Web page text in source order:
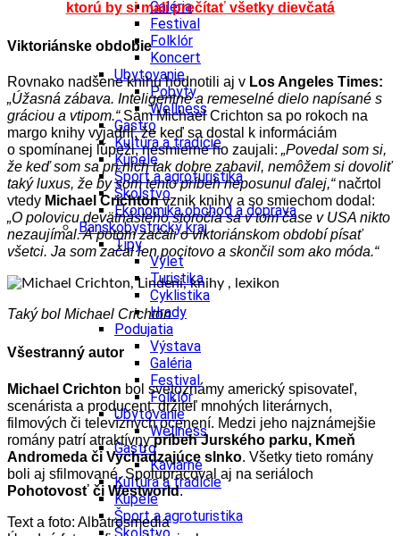
Galéria
Festival
Folklór
Koncert
Ubytovanie
Pobyty
Wellness
Gastro
Kultúra a tradície
Kúpele
Šport a agroturistika
Školstvo
Ekonomika obchod a doprava
Banskobystrický kraj
Tipy
Výlet
Turistika
Cyklistika
Hrady
Podujatia
Výstava
Galéria
Festival
Folklór
Ubytovanie
Wellness
Gastro
Kaviarne
Kultúra a tradície
Kúpele
Šport a agroturistika
ktorú by si mali prečítať všetky dievčatá
Viktoriánske obdobie
Rovnako nadšene knihu hodnotili aj v Los Angeles Times:
„Úžasná zábava. Inteligentné a remeselné dielo napísané s
gráciou a vtipom.“ Sám Michael Crichton sa po rokoch na
margo knihy vyjadril, že keď sa dostal k informáciám
o spomínanej lúpeži, nesmierne ho zaujali: „Povedal som si,
že keď som sa pri nich tak dobre zabavil, nemôžem si dovoliť
taký luxus, že by som tento príbeh neposunul ďalej,“načrtol
vtedy Michael Crichtonvznik knihy a so smiechom dodal:
„O polovicu devätnásteho storočia sa v tom čase v USA nikto
nezaujímal. A potom začali o viktoriánskom období písať
všetci. Ja som začal len pocitovo a skončil som ako móda.“
Taký bol Michael Crichton
Všestranný autor
Michael Crichton bol svetoznámy americký spisovateľ,
scenárista a producent, držiteľ mnohých literárnych,
filmových či televíznych ocenení. Medzi jeho najznámejšie
romány patrí atraktívnypríbeh Jurského parku, Kmeň
Andromeda či Vychádzajúce slnko. Všetky tieto romány
boli aj sfilmované. Spolupracoval aj na seriáloch
Pohotovosť či Westworld.
Text a foto: Albatrosmedia